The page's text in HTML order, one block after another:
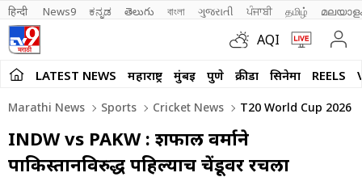
हिन्दी News9 ಕನ್ನಡ తెలుగు বাংলা ગુજરાતી ਪੰਜਾਬੀ தமிழ்
AQI
LATEST NEWS महाराष्ट्र मुंबई पुणे क्रीडा सिनेमा REELS
Marathi News Sports Cricket News T20 World Cup 2026
INDW vs PAKW : शफाली वर्माने
पाकिस्तानविरुद्ध पहिल्याच चेंडूवर रचला